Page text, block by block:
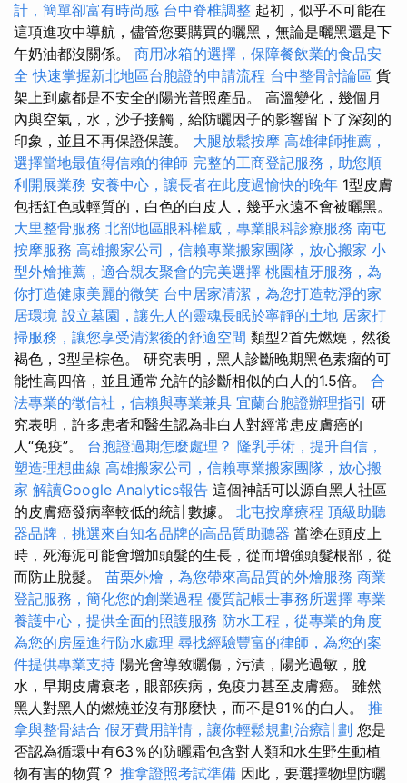
計，簡單卻富有時尚感 台中脊椎調整 起初，似乎不可能在
這項進攻中導航，儘管您要購買的曬黑，無論是曬黑還是下
午奶油都沒關係。 商用冰箱的選擇，保障餐飲業的食品安
全 快速掌握新北地區台胞證的申請流程 台中整骨討論區 貨
架上到處都是不安全的陽光普照產品。 高溫變化，幾個月
內與空氣，水，沙子接觸，給防曬因子的影響留下了深刻的
印象，並且不再保證保護。 大腿放鬆按摩 高雄律師推薦，
選擇當地最值得信賴的律師 完整的工商登記服務，助您順
利開展業務 安養中心，讓長者在此度過愉快的晚年 1型皮膚
包括紅色或輕質的，白色的白皮人，幾乎永遠不會被曬黑。
大里整骨服務 北部地區眼科權威，專業眼科診療服務 南屯
按摩服務 高雄搬家公司，信賴專業搬家團隊，放心搬家 小
型外燴推薦，適合親友聚會的完美選擇 桃園植牙服務，為
你打造健康美麗的微笑 台中居家清潔，為您打造乾淨的家
居環境 設立墓園，讓先人的靈魂長眠於寧靜的土地 居家打
掃服務，讓您享受清潔後的舒適空間 類型2首先燃燒，然後
褐色，3型呈棕色。 研究表明，黑人診斷晚期黑色素瘤的可
能性高四倍，並且通常允許的診斷相似的白人的1.5倍。 合
法專業的徵信社，信賴與專業兼具 宜蘭台胞證辦理指引 研
究表明，許多患者和醫生認為非白人對經常患皮膚癌的
人“免疫”。 台胞證過期怎麼處理？ 隆乳手術，提升自信，
塑造理想曲線 高雄搬家公司，信賴專業搬家團隊，放心搬
家 解讀Google Analytics報告 這個神話可以源自黑人社區
的皮膚癌發病率較低的統計數據。 北屯按摩療程 頂級助聽
器品牌，挑選來自知名品牌的高品質助聽器 當塗在頭皮上
時，死海泥可能會增加頭髮的生長，從而增強頭髮根部，從
而防止脫髮。 苗栗外燴，為您帶來高品質的外燴服務 商業
登記服務，簡化您的創業過程 優質記帳士事務所選擇 專業
養護中心，提供全面的照護服務 防水工程，從專業的角度
為您的房屋進行防水處理 尋找經驗豐富的律師，為您的案
件提供專業支持 陽光會導致曬傷，污漬，陽光過敏，脫
水，早期皮膚衰老，眼部疾病，免疫力甚至皮膚癌。 雖然
黑人對黑人的燃燒並沒有那麼快，而不是91％的白人。 推
拿與整骨結合 假牙費用詳情，讓你輕鬆規劃治療計劃 您是
否認為循環中有63％的防曬霜包含對人類和水生野生動植
物有害的物質？ 推拿證照考試準備 因此，要選擇物理防曬